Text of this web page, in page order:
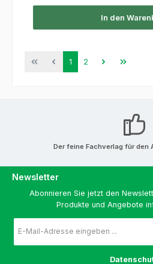
In den
Seite
1 Seite
2
Der feine Fachverlag für den
Newsletter
Abonnieren Sie jetzt den
Produkte und Angebote
Mail-
*